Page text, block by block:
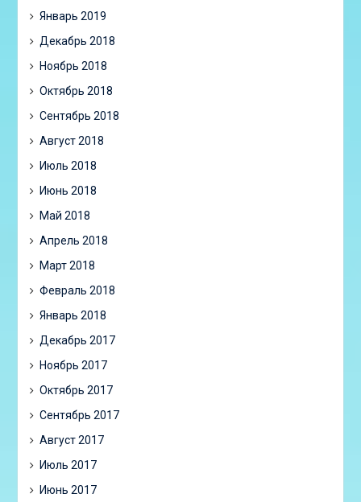
Январь 2019
Декабрь 2018
Ноябрь 2018
Октябрь 2018
Сентябрь 2018
Август 2018
Июль 2018
Июнь 2018
Май 2018
Апрель 2018
Март 2018
Февраль 2018
Январь 2018
Декабрь 2017
Ноябрь 2017
Октябрь 2017
Сентябрь 2017
Август 2017
Июль 2017
Июнь 2017